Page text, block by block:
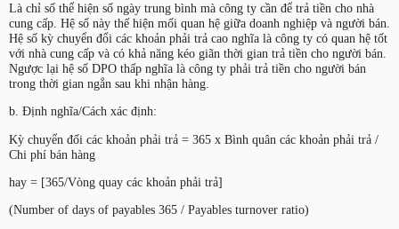
Là chỉ số thể hiện số ngày trung bình mà công ty cần để trả tiền cho nhà
cung cấp. Hệ số này thế hiện mối quan hệ giữa doanh nghiệp và người bán.
Hệ số kỳ chuyển đổi các khoản phải trả cao nghĩa là công ty có quan hệ tốt
với nhà cung cấp và có khả năng kéo giãn thời gian trả tiền cho người bán.
Ngược lại hệ số DPO thấp nghĩa là công ty phải trả tiền cho người bán
trong thời gian ngắn sau khi nhận hàng.
b. Định nghĩa/Cách xác định:
Kỳ chuyển đối các khoản phải trả = 365 x Bình quân các khoản phải trả /
Chi phí bán hàng
hay = [365/Vòng quay các khoản phải trả]
(Number of days of payables 365 / Payables turnover ratio)